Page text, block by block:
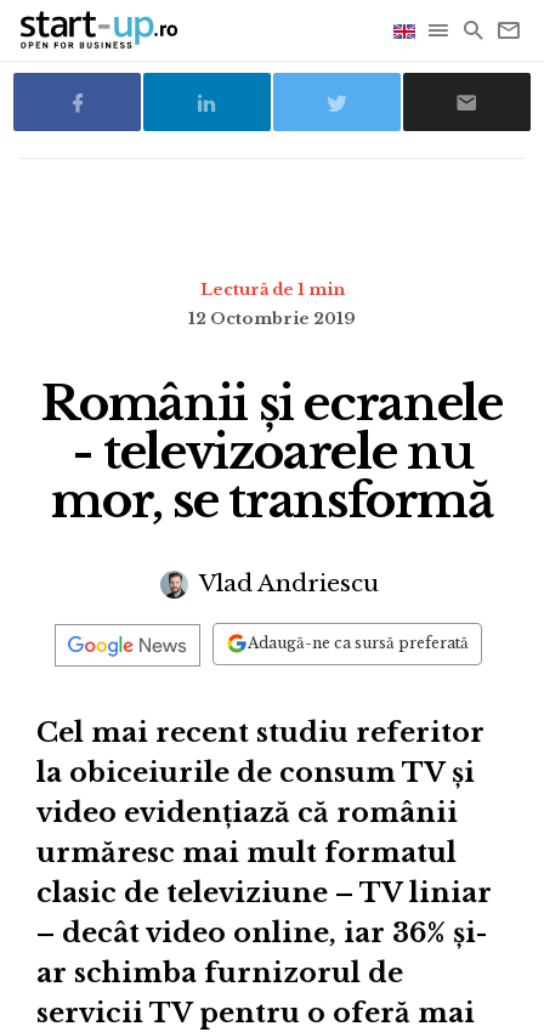
Lectură de 1 min
12 Octombrie 2019
Românii și ecranele
- televizoarele nu
mor, se transformă
Vlad Andriescu
Adaugă-ne ca sursă preferată
Cel mai recent studiu referitor
la obiceiurile de consum TV și
video evidențiază că românii
urmăresc mai mult formatul
clasic de televiziune – TV liniar
– decât video online, iar 36% și-
ar schimba furnizorul de
servicii TV pentru o oferă mai